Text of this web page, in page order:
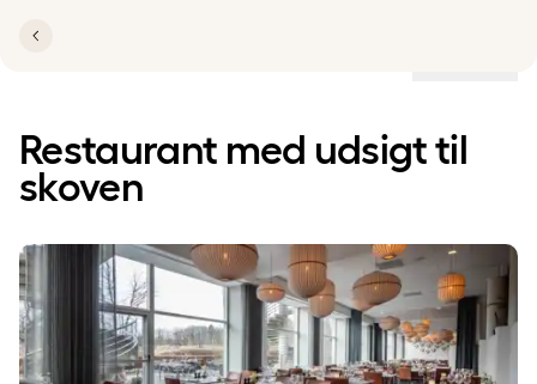
Restaurant med udsigt til
skoven